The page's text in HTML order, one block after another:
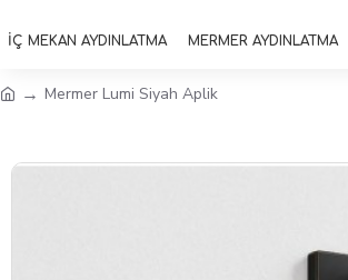
İÇ MEKAN AYDINLATMA MERMER AYDINLATMA
Mermer Lumi Siyah Aplik